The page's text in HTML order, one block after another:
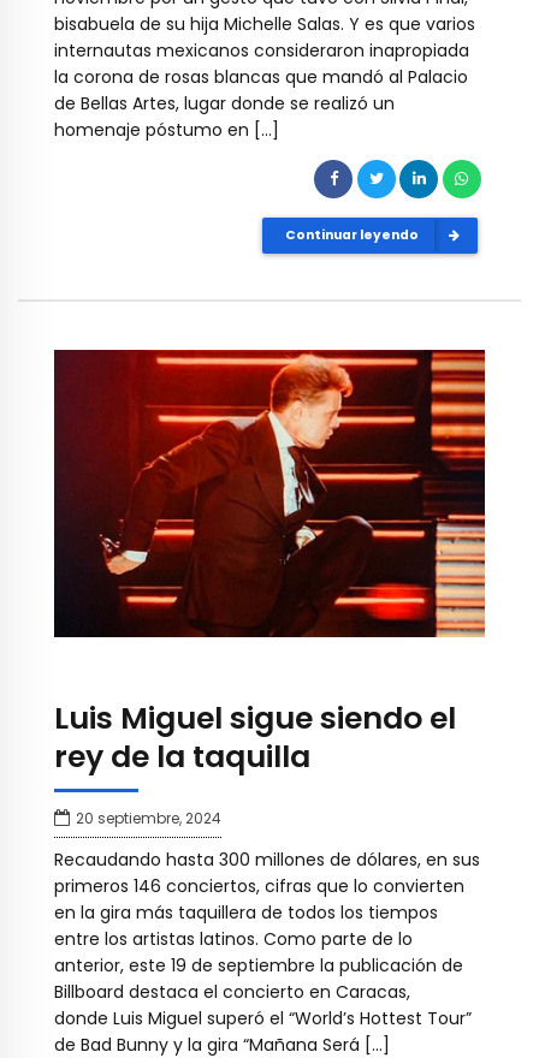
bisabuela de su hija Michelle Salas. Y es que varios
internautas mexicanos consideraron inapropiada
la corona de rosas blancas que mandó al Palacio
de Bellas Artes, lugar donde se realizó un
homenaje póstumo en […]
Continuar leyendo
Luis Miguel sigue siendo el
rey de la taquilla
20 septiembre, 2024
Recaudando hasta 300 millones de dólares, en sus
primeros 146 conciertos, cifras que lo convierten
en la gira más taquillera de todos los tiempos
entre los artistas latinos. Como parte de lo
anterior, este 19 de septiembre la publicación de
Billboard destaca el concierto en Caracas,
donde Luis Miguel superó el “World’s Hottest Tour”
de Bad Bunny y la gira “Mañana Será […]